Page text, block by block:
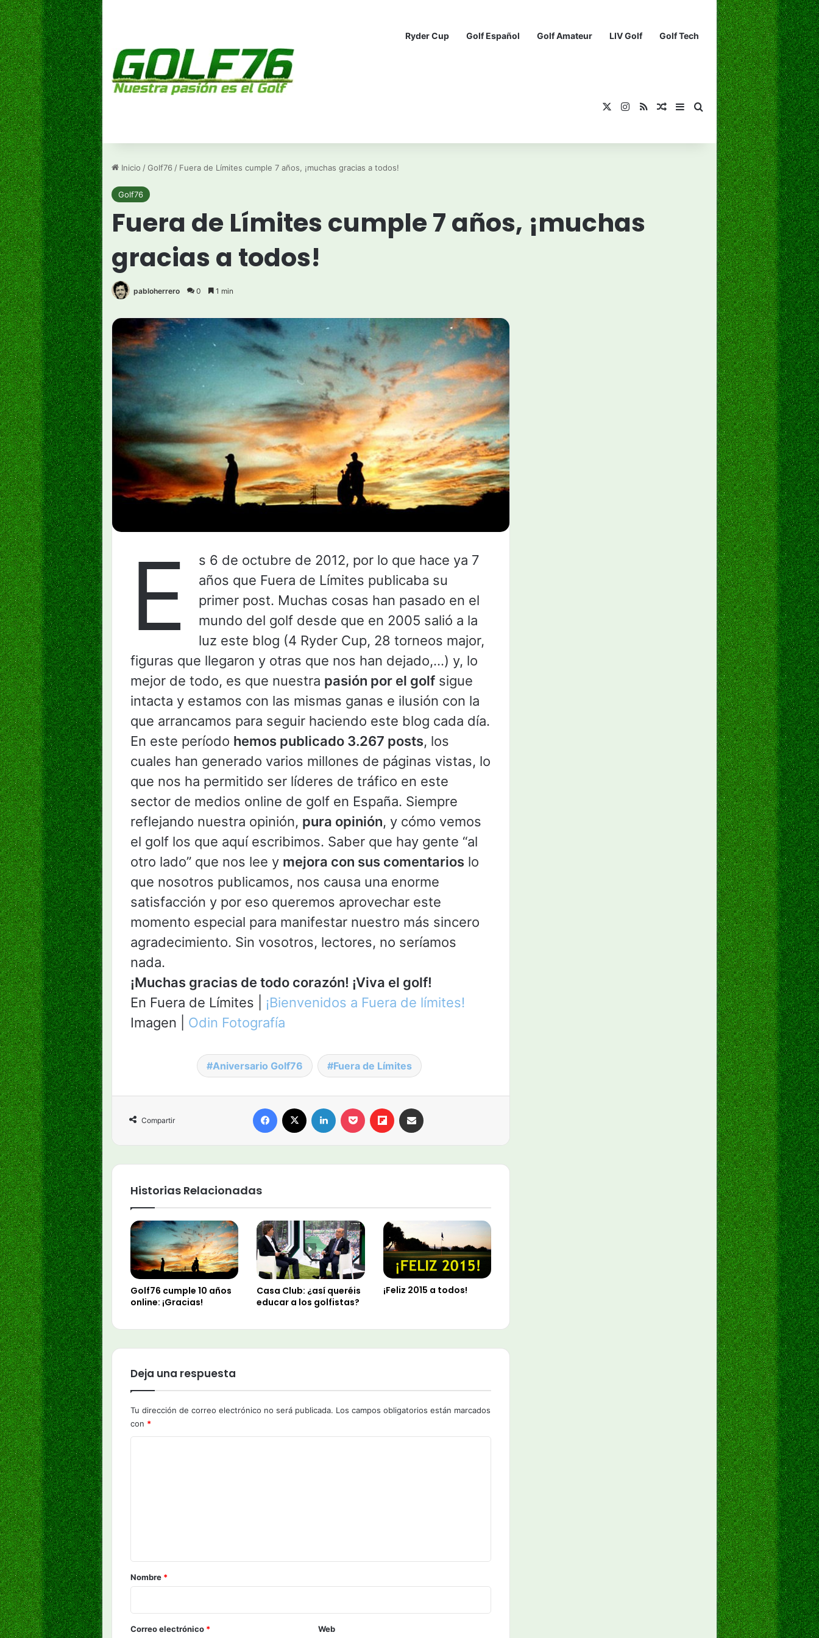
Ryder Cup Golf Español Golf Amateur LIV Golf Golf Tech
Instagram
RSS ¡Muéstrame un artículo
Barra lateral
Buscar...
Inicio /Golf76 / Fuera de Límites cumple 7 años, ¡muchas gracias a todos!
Golf76
Fuera de Límites cumple 7 años, ¡muchas
gracias a todos!
pabloherrero 0 1 min
E
s 6 de octubre de 2012, por lo que hace ya 7
años que Fuera de Límites publicaba su
primer post. Muchas cosas han pasado en el
mundo del golf desde que en 2005 salió a la
luz este blog (4 Ryder Cup, 28 torneos major,
figuras que llegaron y otras que nos han dejado,…) y, lo
mejor de todo, es que nuestra pasión por el golf sigue
intacta y estamos con las mismas ganas e ilusión con la
que arrancamos para seguir haciendo este blog cada día.
En este período hemos publicado 3.267 posts, los
cuales han generado varios millones de páginas vistas, lo
que nos ha permitido ser líderes de tráfico en este
sector de medios online de golf en España. Siempre
reflejando nuestra opinión, pura opinión, y cómo vemos
el golf los que aquí escribimos. Saber que hay gente “al
otro lado” que nos lee y mejora con sus comentarios lo
que nosotros publicamos, nos causa una enorme
satisfacción y por eso queremos aprovechar este
momento especial para manifestar nuestro más sincero
agradecimiento. Sin vosotros, lectores, no seríamos
nada.
¡Muchas gracias de todo corazón! ¡Viva el golf!
En Fuera de Límites | ¡Bienvenidos a Fuera de límites!
Imagen | Odin Fotografía
Aniversario Golf76 Fuera de Límites
Compartir
Historias Relacionadas
Golf76 cumple 10 años
online: ¡Gracias!
Casa Club: ¿así queréis
educar a los golfistas?
¡Feliz 2015 a todos!
Deja una respuesta
Tu dirección de correo electrónico no será publicada. Los campos obligatorios están marcados
con *
r
o
*
Nombre *
Correo electrónico * Web